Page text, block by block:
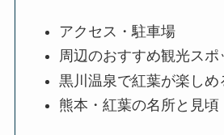
アクセス・駐車場
周辺のおすすめ観光スポ
黒川温泉で紅葉が楽しめ
熊本・紅葉の名所と見頃